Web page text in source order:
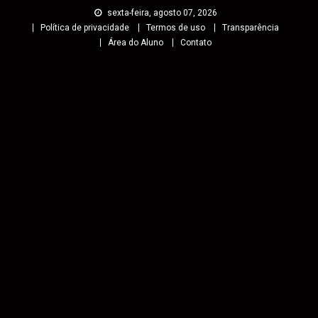
sexta-feira, agosto 07, 2026
Política de privacidade
Termos de uso
Transparência
Área do Aluno
Contato